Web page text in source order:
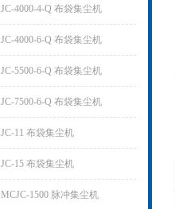
JC-4000-4-Q 布袋集尘机
JC-4000-6-Q 布袋集尘机
JC-5500-6-Q 布袋集尘机
JC-7500-6-Q 布袋集尘机
JC-11 布袋集尘机
JC-15 布袋集尘机
MCJC-1500 脉冲集尘机